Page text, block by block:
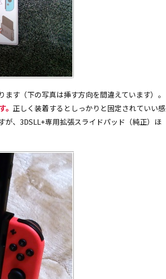
す（下の写真は挿す方向を間違えています）。
正しく装着するとしっかりと固定されていい感
、3DSLL+専用拡張スライドパッド（純正）ほ